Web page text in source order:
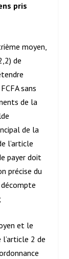
pris
moyen,
de
sans
de la
de la
l’article
payer doit
précise du
et le
2 de